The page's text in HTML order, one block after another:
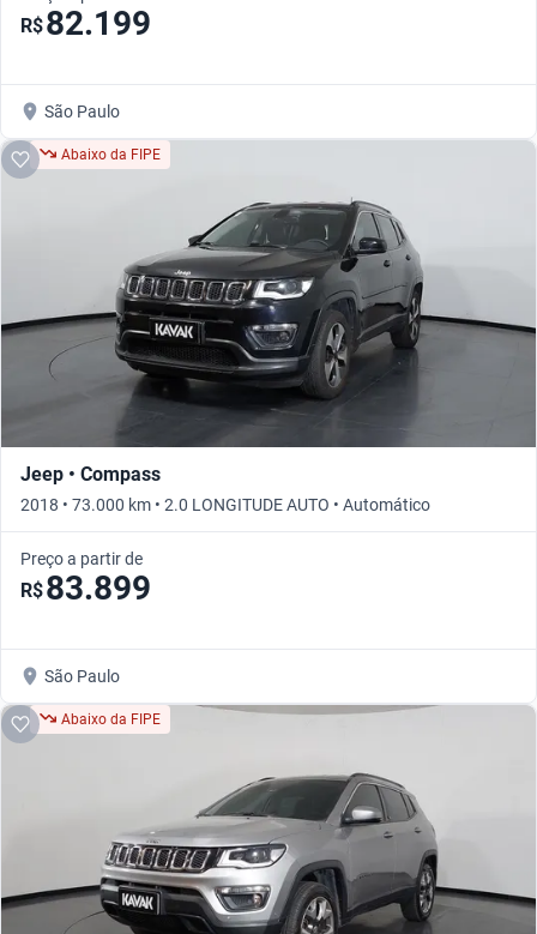
R$82.199
São Paulo
Abaixo da FIPE
Jeep • Compass
2018 • 73.000 km • 2.0 LONGITUDE AUTO • Automático
Preço a partir de
R$83.899
São Paulo
Abaixo da FIPE